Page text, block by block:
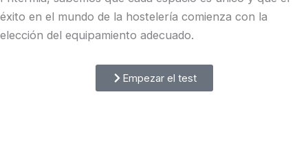
éxito en el mundo de la hostelería comienza con la
elección del equipamiento adecuado.
Empezar el test